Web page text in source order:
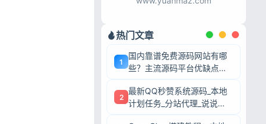
热门文章
1
国内靠谱免费源码网站有哪
些？主流源码平台优缺点深
2
最新QQ秒赞系统源码_本地
计划任务_分站代理_说说赞